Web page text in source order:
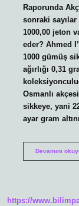
Raporunda
sonraki sayılar
1000,00 jeton
eder? Ahmed
1000 gümüş
ağırlığı 0,31
Osmanlı
sikkeye, yani
ayar gram
Devamını
https://